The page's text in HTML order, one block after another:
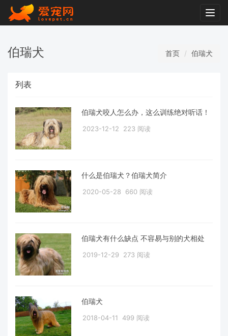
伯瑞犬 首页 伯瑞犬
列表
伯瑞犬咬人怎么办，这么训练绝对听话！
2023-12-12 223 阅读
什么是伯瑞犬？伯瑞犬简介
2020-05-28 660 阅读
伯瑞犬有什么缺点 不容易与别的犬相处
2019-12-29 273 阅读
伯瑞犬
2018-04-11 499 阅读